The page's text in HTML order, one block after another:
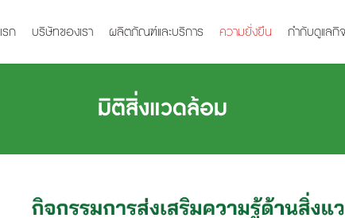
รก บริษัทของเรา ผลิตภัณฑ์และบริการ ความยั่งยืน กำกับดูแลกิ
มิติสิ่งแวดล้อม